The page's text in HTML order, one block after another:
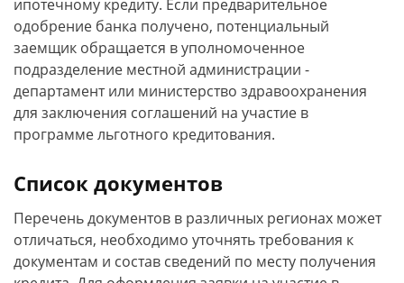
ипотечному кредиту. Если предварительное
одобрение банка получено, потенциальный
заемщик обращается в уполномоченное
подразделение местной администрации -
департамент или министерство здравоохранения
для заключения соглашений на участие в
программе льготного кредитования.
Список документов
Перечень документов в различных регионах может
отличаться, необходимо уточнять требования к
документам и состав сведений по месту получения